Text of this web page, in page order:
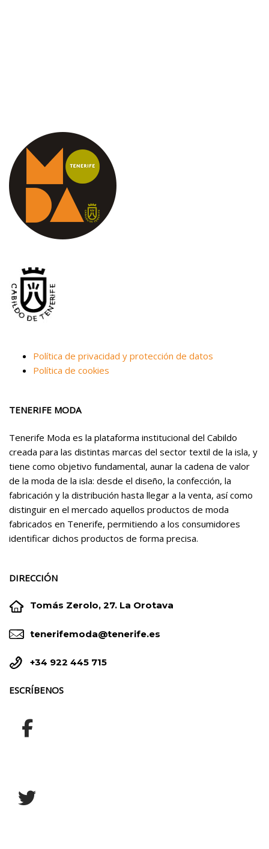
Política de privacidad y protección de datos
Política de cookies
TENERIFE MODA
Tenerife Moda es la plataforma institucional del Cabildo
creada para las distintas marcas del sector textil de la isla, y
tiene como objetivo fundamental, aunar la cadena de valor
de la moda de la isla: desde el diseño, la confección, la
fabricación y la distribución hasta llegar a la venta, así como
distinguir en el mercado aquellos productos de moda
fabricados en Tenerife, permitiendo a los consumidores
identificar dichos productos de forma precisa.
DIRECCIÓN

 Tomás Zerolo, 27. La Orotava

 tenerifemoda@tenerife.es

 +34 922 445 715
ESCRÍBENOS